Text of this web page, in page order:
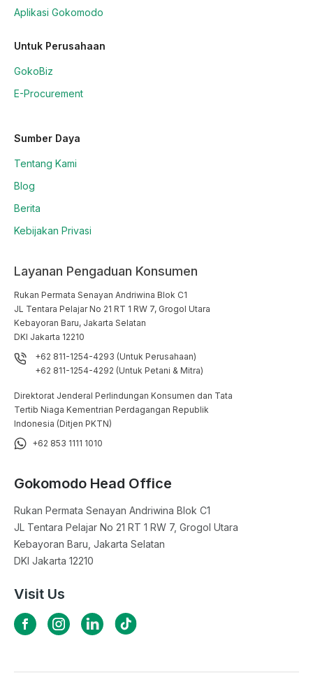
Aplikasi Gokomodo
Untuk Perusahaan
GokoBiz
E-Procurement
Sumber Daya
Tentang Kami
Blog
Berita
Kebijakan Privasi
Layanan Pengaduan Konsumen
Rukan Permata Senayan Andriwina Blok C1
JL Tentara Pelajar No 21 RT 1 RW 7, Grogol Utara
Kebayoran Baru, Jakarta Selatan
DKI Jakarta 12210
+62 811-1254-4293 (Untuk Perusahaan)
+62 811-1254-4292 (Untuk Petani & Mitra)
Direktorat Jenderal Perlindungan Konsumen dan Tata
Tertib Niaga Kementrian Perdagangan Republik
Indonesia (Ditjen PKTN)
+62 853 1111 1010
Gokomodo Head Office
Rukan Permata Senayan Andriwina Blok C1
JL Tentara Pelajar No 21 RT 1 RW 7, Grogol Utara
Kebayoran Baru, Jakarta Selatan
DKI Jakarta 12210
Visit Us